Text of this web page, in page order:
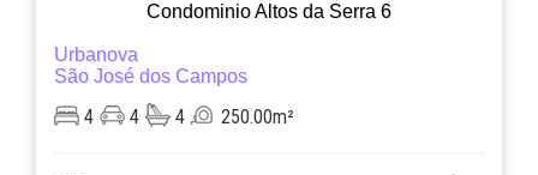
Condominio Altos da Serra 6
Urbanova
São José dos Campos
4 4 4 250.00m²